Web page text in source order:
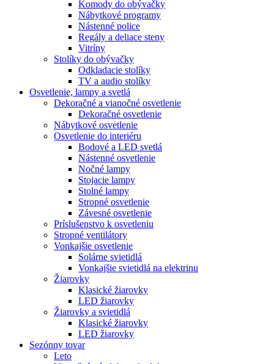
Komody do obývačky
Nábytkové programy
Nástenné police
Regály a deliace steny
Vitríny
Stolíky do obývačky
Odkladacie stolíky
TV a audio stolíky
Osvetlenie, lampy a svetlá
Dekoračné a vianočné osvetlenie
Dekoračné osvetlenie
Nábytkové osvetlenie
Osvetlenie do interiéru
Bodové a LED svetlá
Nástenné osvetlenie
Nočné lampy
Stojacie lampy
Stolné lampy
Stropné osvetlenie
Závesné osvetlenie
Príslušenstvo k osvetleniu
Stropné ventilátory
Vonkajšie osvetlenie
Solárne svietidlá
Vonkajšie svietidlá na elektrinu
Žiarovky
Klasické žiarovky
LED žiarovky
Žiarovky a svietidlá
Klasické žiarovky
LED žiarovky
Sezónny tovar
Leto